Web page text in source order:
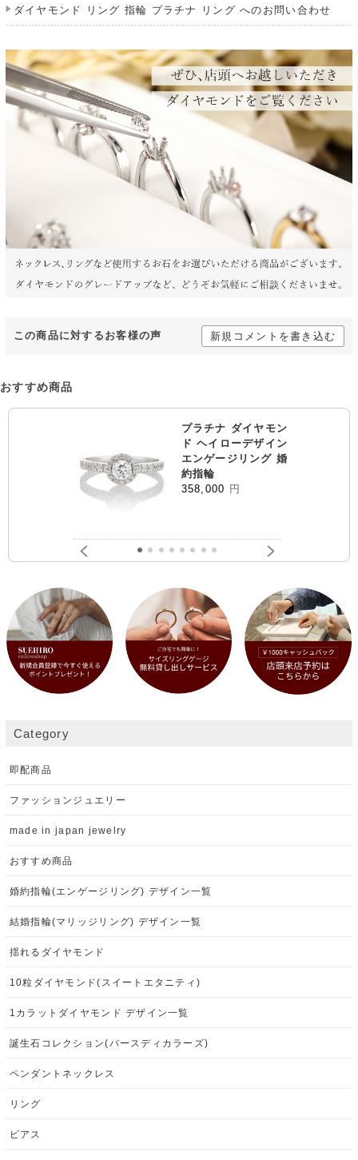
ダイヤモンド リング 指輪 プラチナ リング へのお問い合わせ
この商品に対するお客様の声 新規コメントを書き込む
おすすめ商品
プラチナ ダイヤモン
ド ヘイローデザイン
エンゲージリング 婚
約指輪
358,000 円
Category
即配商品
ファッションジュエリー
made in japan jewelry
おすすめ商品
婚約指輪(エンゲージリング) デザイン一覧
結婚指輪(マリッジリング) デザイン一覧
揺れるダイヤモンド
10粒ダイヤモンド(スイートエタニティ)
1カラットダイヤモンド デザイン一覧
誕生石コレクション(バースディカラーズ)
ペンダントネックレス
リング
ピアス